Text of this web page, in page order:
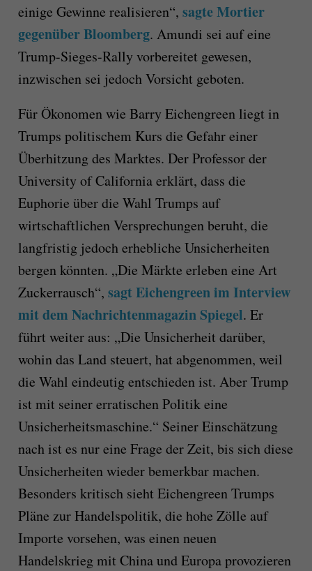
einige Gewinne realisieren“, sagte Mortier
gegenüber Bloomberg. Amundi sei auf eine
Trump-Sieges-Rally vorbereitet gewesen,
inzwischen sei jedoch Vorsicht geboten.
Für Ökonomen wie Barry Eichengreen liegt in
Trumps politischem Kurs die Gefahr einer
Überhitzung des Marktes. Der Professor der
University of California erklärt, dass die
Euphorie über die Wahl Trumps auf
wirtschaftlichen Versprechungen beruht, die
langfristig jedoch erhebliche Unsicherheiten
bergen könnten. „Die Märkte erleben eine Art
Zuckerrausch“, sagt Eichengreen im Interview
mit dem Nachrichtenmagazin Spiegel. Er
führt weiter aus: „Die Unsicherheit darüber,
wohin das Land steuert, hat abgenommen, weil
die Wahl eindeutig entschieden ist. Aber Trump
ist mit seiner erratischen Politik eine
Unsicherheitsmaschine.“ Seiner Einschätzung
nach ist es nur eine Frage der Zeit, bis sich diese
Unsicherheiten wieder bemerkbar machen.
Besonders kritisch sieht Eichengreen Trumps
Pläne zur Handelspolitik, die hohe Zölle auf
Importe vorsehen, was einen neuen
Handelskrieg mit China und Europa provozieren